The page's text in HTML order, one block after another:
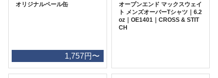
オリジナルペール缶
1,757円〜
オープンエンド マックスウェイ
ト メンズオーバーTシャツ｜6.2
oz｜OE1401｜CROSS & STIT
CH